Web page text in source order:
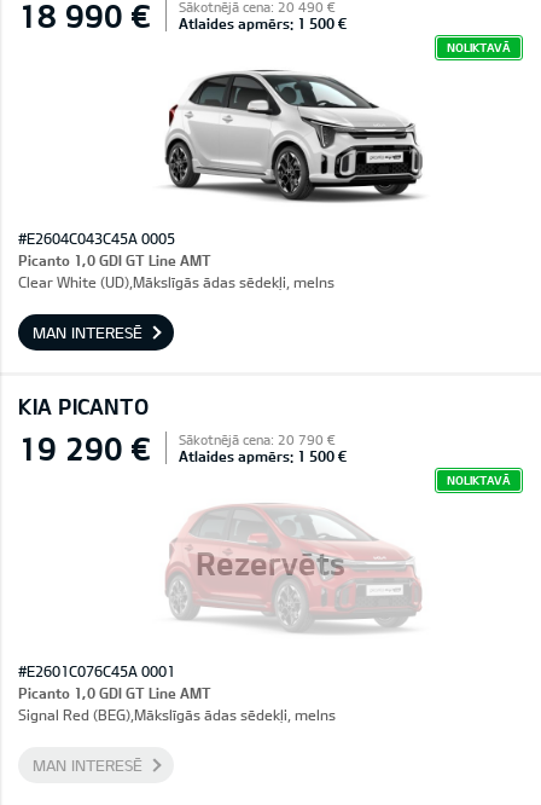
18 990 € Sākotnējā cena: 20 490 €
Atlaides apmērs: 1 500 €
NOLIKTAVĀ
#E2604C043C45A 0005
Picanto 1,0 GDI GT Line AMT
Clear White (UD),Mākslīgās ādas sēdekļi, melns
MAN INTERESĒ
KIA PICANTO
Rezervēts
19 290 € Sākotnējā cena: 20 790 €
Atlaides apmērs: 1 500 €
NOLIKTAVĀ
#E2601C076C45A 0001
Picanto 1,0 GDI GT Line AMT
Signal Red (BEG),Mākslīgās ādas sēdekļi, melns
MAN INTERESĒ